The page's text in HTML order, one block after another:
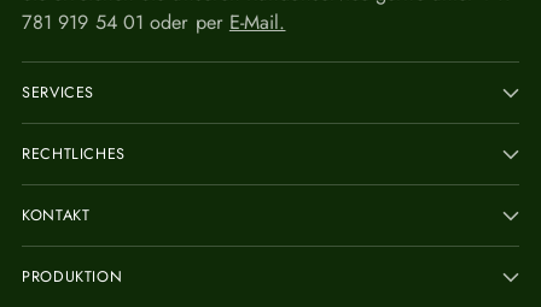
781 919 54 01 oder per E-Mail.
SERVICES
RECHTLICHES
KONTAKT
PRODUKTION